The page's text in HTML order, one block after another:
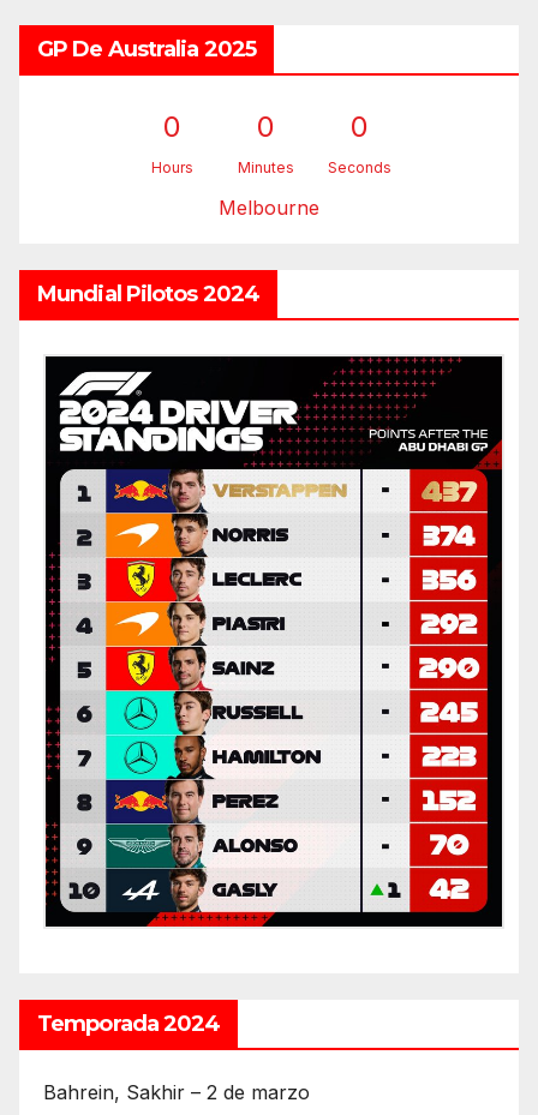
GP De Australia 2025
0
Hours
0
Minutes
0
Seconds
Melbourne
Mundial Pilotos 2024
Temporada 2024
Bahrein, Sakhir – 2 de marzo